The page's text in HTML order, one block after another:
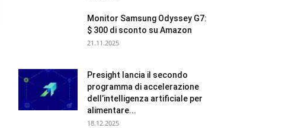
Monitor Samsung Odyssey G7:
$ 300 di sconto su Amazon
21.11.2025
Presight lancia il secondo
programma di accelerazione
dell’intelligenza artificiale per
alimentare...
18.12.2025